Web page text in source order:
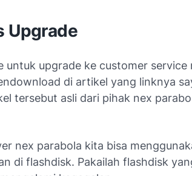
Upgrade
untuk upgrade ke customer service
di artikel yang linknya
tersebut asli dari pihak nex
nex parabola kita bisa
di flashdisk. Pakailah flashdisk